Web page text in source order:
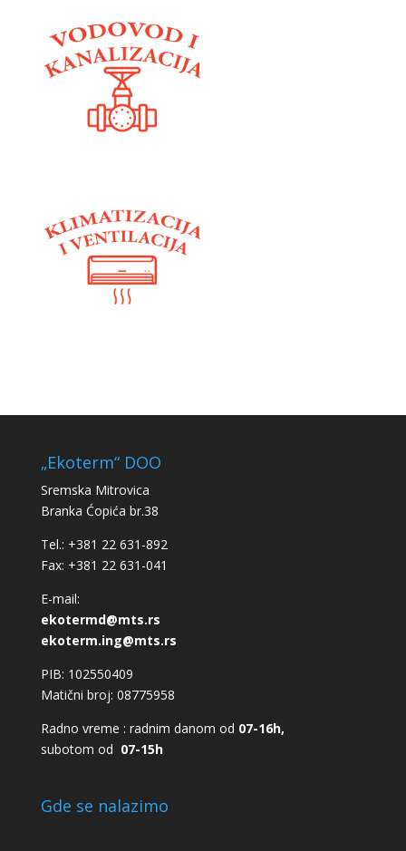
„Ekoterm“ DOO
Sremska Mitrovica
Branka Ćopića br.38
Tel.: +381 22 631-892
Fax: +381 22 631-041
E-mail:
ekotermd@mts.rs
ekoterm.ing@mts.rs
PIB: 102550409
Matični broj: 08775958
Radno vreme : radnim danom od 07-16h,
subotom od 07-15h
Gde se nalazimo